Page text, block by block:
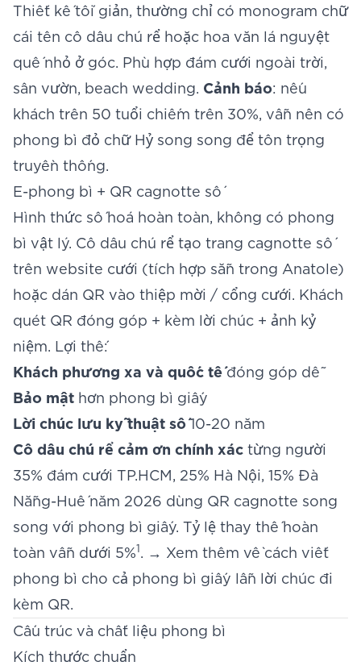
Thiết kế tối giản, thường chỉ có monogram chữ
cái tên cô dâu chú rể hoặc hoa văn lá nguyệt
quế nhỏ ở góc. Phù hợp đám cưới ngoài trời,
sân vườn, beach wedding. Cảnh báo: nếu
khách trên 50 tuổi chiếm trên 30%, vẫn nên có
phong bì đỏ chữ Hỷ song song để tôn trọng
truyền thống.
E-phong bì + QR cagnotte số
Hình thức số hoá hoàn toàn, không có phong
bì vật lý. Cô dâu chú rể tạo trang cagnotte số
trên website cưới (tích hợp sẵn trong Anatole)
hoặc dán QR vào thiệp mời / cổng cưới. Khách
quét QR đóng góp + kèm lời chúc + ảnh kỷ
niệm. Lợi thế:
Khách phương xa và quốc tếđóng góp dễ
Bảo mật hơn phong bì giấy
Lời chúc lưu kỹ thuật số10-20 năm
Cô dâu chú rể cảm ơn chính xác từng người
35% đám cưới TP.HCM, 25% Hà Nội, 15% Đà
Nẵng-Huế năm 2026 dùng QR cagnotte song
song với phong bì giấy. Tỷ lệ thay thế hoàn
toàn vẫn dưới 5%1. → Xem thêm vềcách viết
phong bì cho cả phong bì giấy lẫn lời chúc đi
kèm QR.
Cấu trúc và chất liệu phong bì
Kích thước chuẩn